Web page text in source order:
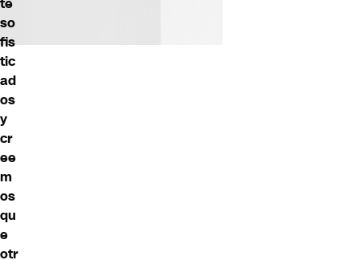
te
so
fis
tic
ad
os
y
cr
ee
m
os
qu
e
otr